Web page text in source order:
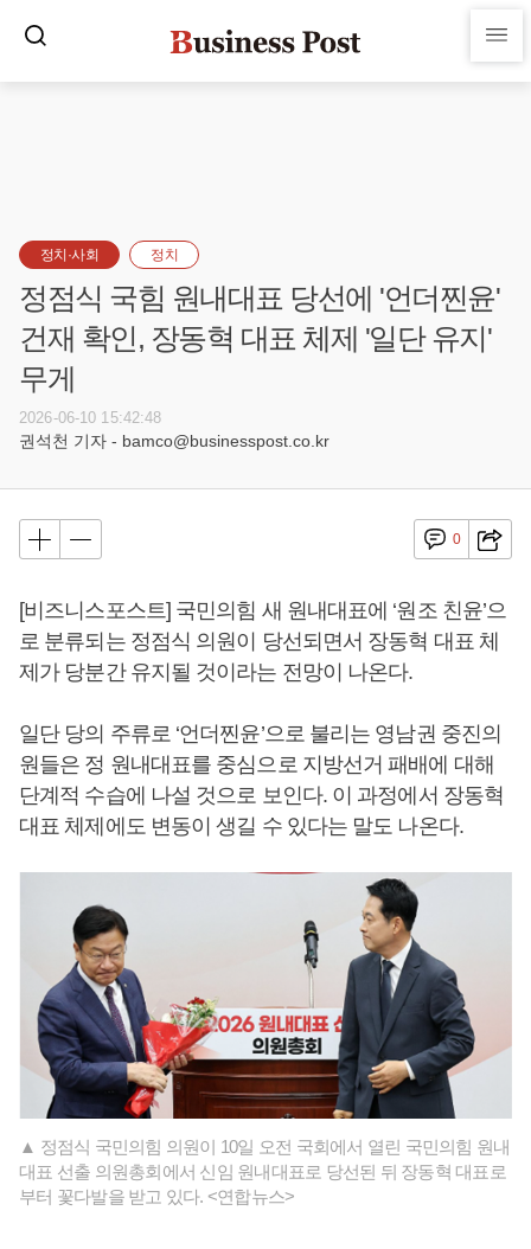
정치·사회 정치
정점식 국힘 원내대표 당선에 '언더찐윤'
건재 확인, 장동혁 대표 체제 '일단 유지'
무게
2026-06-10 15:42:48
권석천 기자 - bamco@businesspost.co.kr
0
[비즈니스포스트] 국민의힘 새 원내대표에 ‘원조 친윤’으
로 분류되는 정점식 의원이 당선되면서 장동혁 대표 체
제가 당분간 유지될 것이라는 전망이 나온다.
일단 당의 주류로 ‘언더찐윤’으로 불리는 영남권 중진의
원들은 정 원내대표를 중심으로 지방선거 패배에 대해
단계적 수습에 나설 것으로 보인다. 이 과정에서 장동혁
대표 체제에도 변동이 생길 수 있다는 말도 나온다.
▲ 정점식 국민의힘 의원이 10일 오전 국회에서 열린 국민의힘 원내
대표 선출 의원총회에서 신임 원내대표로 당선된 뒤 장동혁 대표로
부터 꽃다발을 받고 있다. <연합뉴스>